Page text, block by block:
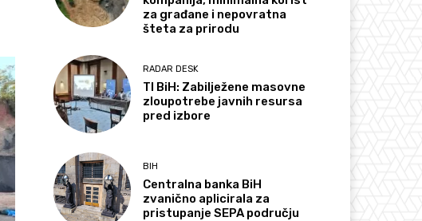
za građane i nepovratna
šteta za prirodu
RADAR DESK
TI BiH: Zabilježene masovne
zloupotrebe javnih resursa
pred izbore
BIH
Centralna banka BiH
zvanično aplicirala za
pristupanje SEPA području